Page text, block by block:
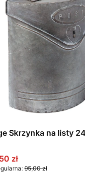
Skrzynka na listy
promocyjna
zł
95,00 zł